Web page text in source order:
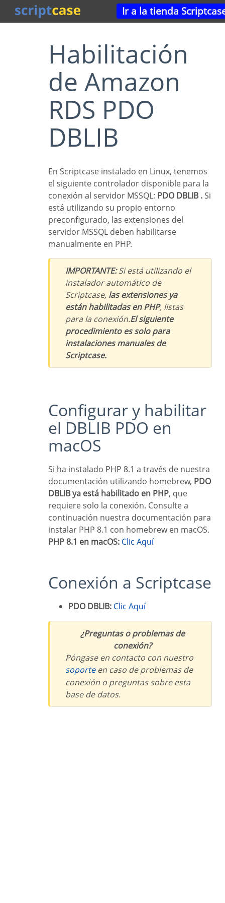
Ir a la tienda
Habilitación
de Amazon
RDS PDO
DBLIB
En Scriptcase instalado en Linux, tenemos
el siguiente controlador disponible para la
conexión al servidor MSSQL: PDO DBLIB .Si
está utilizando su propio entorno
preconfigurado, las extensiones del
servidor MSSQL deben habilitarse
manualmente en PHP.
IMPORTANTE:Si está utilizando el
instalador automático de
Scriptcase, las extensiones ya
están habilitadas en PHP, listas
para la conexión.El siguiente
procedimiento es solo para
instalaciones manuales de
Scriptcase.
Configurar y habilitar
el DBLIB PDO en
macOS
Si ha instalado PHP 8.1 a través de nuestra
documentación utilizando homebrew, PDO
DBLIB ya está habilitado en PHP, que
requiere solo la conexión. Consulte a
continuación nuestra documentación para
instalar PHP 8.1 con homebrew en macOS.
PHP 8.1 en macOS:
Clic Aquí
Conexión a Scriptcase
PDO DBLIB: Clic Aquí
¿Preguntas o problemas de
conexión?
Póngase en contacto con nuestro
soporteen caso de problemas de
conexión o preguntas sobre esta
base de datos.